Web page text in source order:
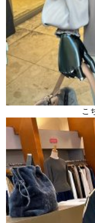
こ